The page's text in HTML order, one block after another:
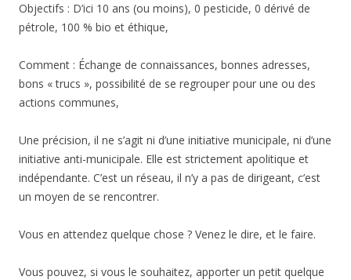
Objectifs : D’ici 10 ans (ou moins), 0 pesticide, 0 dérivé de
pétrole, 100 % bio et éthique,
Comment : Échange de connaissances, bonnes adresses,
bons « trucs », possibilité de se regrouper pour une ou des
actions communes,
Une précision, il ne s’agit ni d’une initiative municipale, ni d’une
initiative anti-municipale. Elle est strictement apolitique et
indépendante. C’est un réseau, il n’y a pas de dirigeant, c’est
un moyen de se rencontrer.
Vous en attendez quelque chose ? Venez le dire, et le faire.
Vous pouvez, si vous le souhaitez, apporter un petit quelque